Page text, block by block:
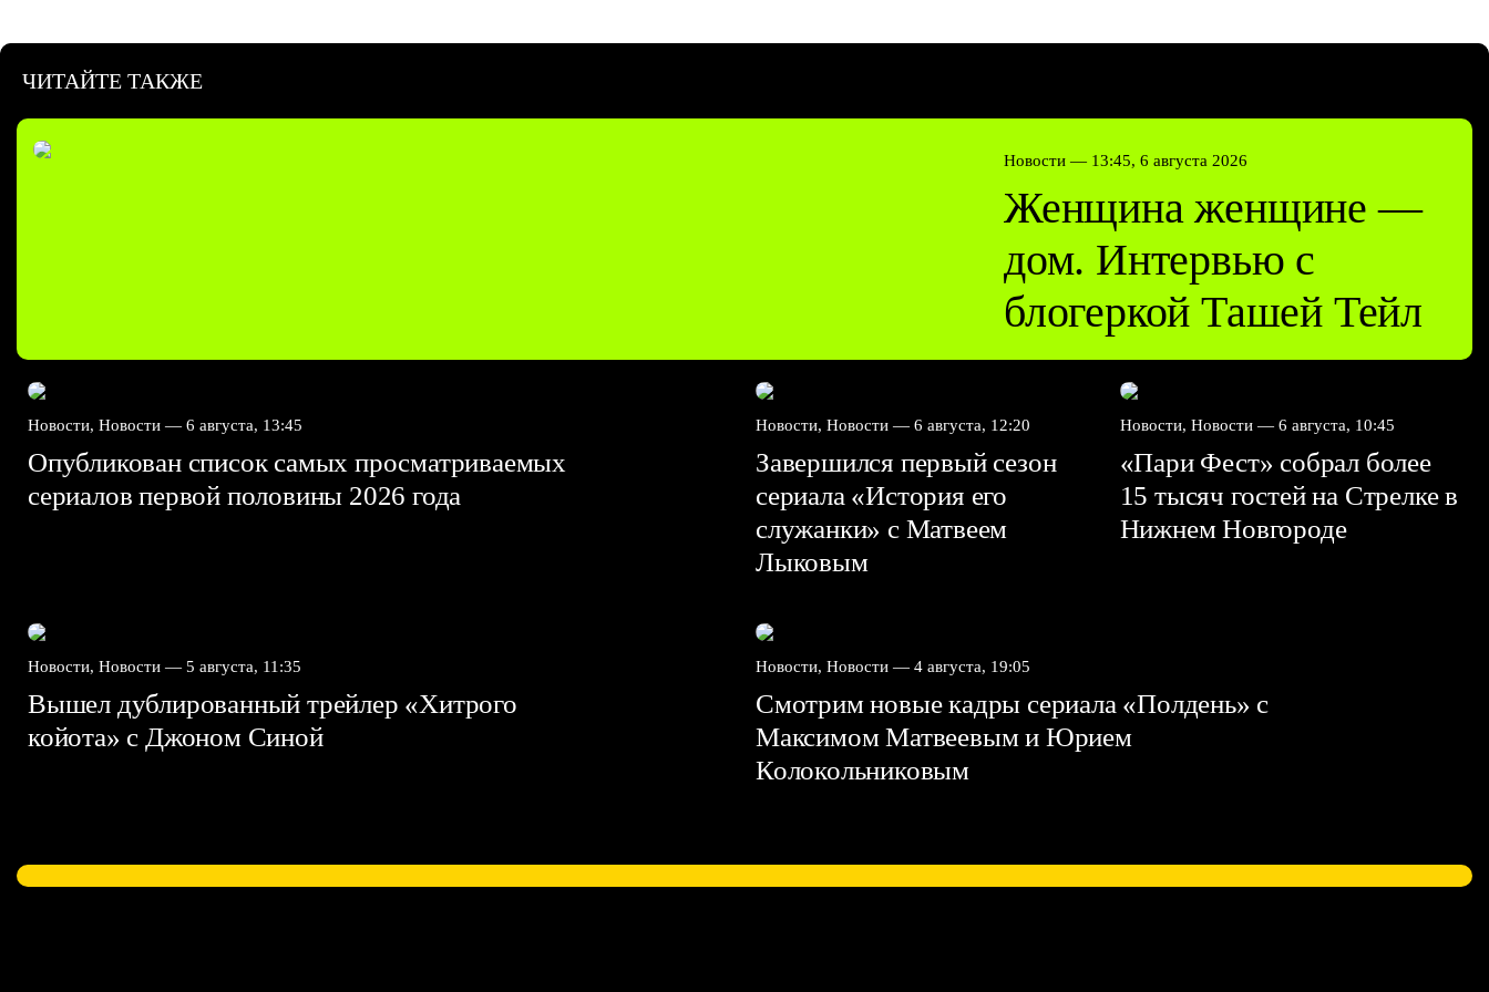
ЧИТАЙТЕ ТАКЖЕ
Новости — 13:45, 6 августа 2026
Женщина женщине —
дом. Интервью с
блогеркой Ташей Тейл
Новости, Новости — 6 августа, 13:45
Опубликован список самых просматриваемых
сериалов первой половины 2026 года
Новости, Новости — 6 августа, 12:20
Завершился первый сезон
сериала «История его
служанки» с Матвеем
Лыковым
Новости, Новости — 6 августа, 10:45
«Пари Фест» собрал более
15 тысяч гостей на Стрелке в
Нижнем Новгороде
Новости, Новости — 5 августа, 11:35
Вышел дублированный трейлер «Хитрого
койота» с Джоном Синой
Новости, Новости — 4 августа, 19:05
Смотрим новые кадры сериала «Полдень» с
Максимом Матвеевым и Юрием
Колокольниковым